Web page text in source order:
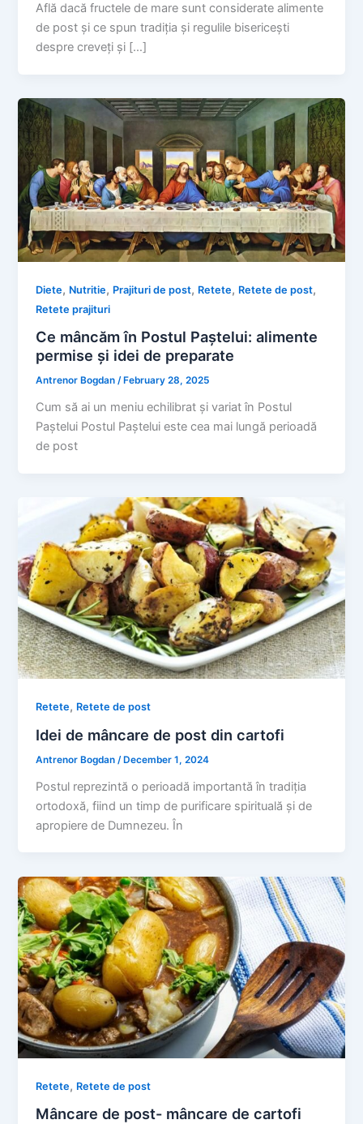
Află dacă fructele de mare sunt considerate alimente
de post și ce spun tradiția și regulile bisericești
despre creveți și […]
Diete, Nutritie, Prajituri de post, Retete, Retete de post,
Retete prajituri
Ce mâncăm în Postul Paștelui: alimente
permise și idei de preparate
Antrenor Bogdan/ February 28, 2025
Cum să ai un meniu echilibrat și variat în Postul
Paștelui Postul Paștelui este cea mai lungă perioadă
de post
Retete, Retete de post
Idei de mâncare de post din cartofi
Antrenor Bogdan /December 1, 2024
Postul reprezintă o perioadă importantă în tradiția
ortodoxă, fiind un timp de purificare spirituală și de
apropiere de Dumnezeu. În
Retete, Retete de post
Mâncare de post- mâncare de cartofi